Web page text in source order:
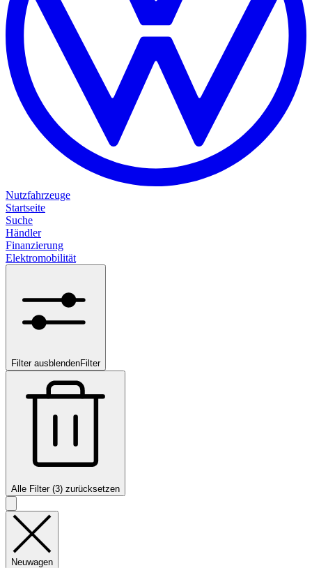
Nutzfahrzeuge
Startseite
Suche
Händler
Finanzierung
Elektromobilität
Filter ausblendenFilter
Alle Filter (3) zurücksetzen
Neuwagen